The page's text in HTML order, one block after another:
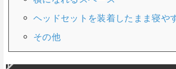
ヘッドセットを装着したまま寝や
その他